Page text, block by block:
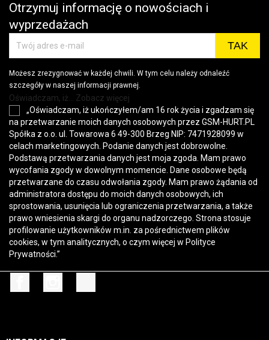
Otrzymuj informację o nowościach i
wyprzedażach
Możesz zrezygnować w każdej chwili. W tym celu należy odnaleźć
szczegóły w naszej informacji prawnej.
Oświadczam, iż... Zobacz więcej
„Oświadczam, iż ukończyłem/am 16 rok życia i zgadzam się
na przetwarzanie moich danych osobowych przez GSM-HURT.PL
Spółka z o.o. ul. Towarowa 6 49-300 Brzeg NIP: 7471928099 w
celach marketingowych. Podanie danych jest dobrowolne.
Podstawą przetwarzania danych jest moja zgoda. Mam prawo
wycofania zgody w dowolnym momencie. Dane osobowe będą
przetwarzane do czasu odwołania zgody. Mam prawo żądania od
administratora dostępu do moich danych osobowych, ich
sprostowania, usunięcia lub ograniczenia przetwarzania, a także
prawo wniesienia skargi do organu nadzorczego. Strona stosuje
profilowanie użytkowników m.in. za pośrednictwem plików
cookies, w tym analitycznych, o czym więcej w Polityce
Prywatności.”